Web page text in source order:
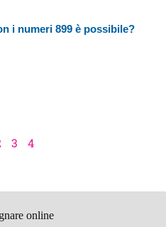
i numeri 899 è possibile?
3 4